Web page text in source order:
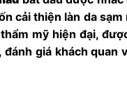
cải thiện làn da
mỹ hiện đại,
giá khách quan